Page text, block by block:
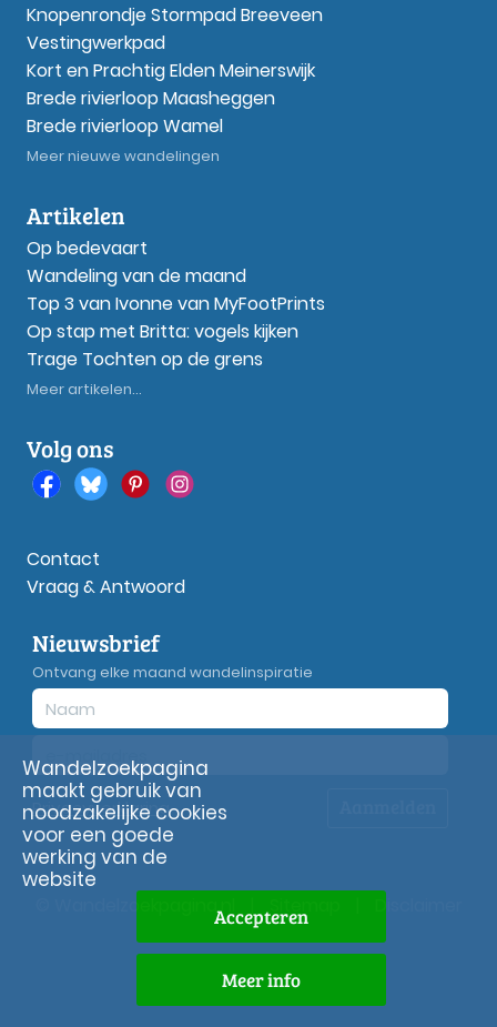
Knopenrondje Stormpad Breeveen
Vestingwerkpad
Kort en Prachtig Elden Meinerswijk
Brede rivierloop Maasheggen
Brede rivierloop Wamel
Meer nieuwe wandelingen
Artikelen
Op bedevaart
Wandeling van de maand
Top 3 van Ivonne van MyFootPrints
Op stap met Britta: vogels kijken
Trage Tochten op de grens
Meer artikelen...
Volg ons
Contact
Vraag & Antwoord
Nieuwsbrief
Ontvang elke maand wandelinspiratie
Privacyverklaring
© Wandelzoekpagina.nl
Wandelzoekpagina
maakt gebruik van
noodzakelijke cookies
voor een goede
werking van de
website
Accepteren
Meer info